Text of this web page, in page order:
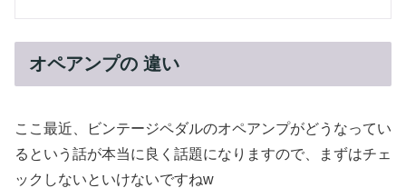
オペアンプの 違い
ここ最近、ビンテージペダルのオペアンプがどうなってい
るという話が本当に良く話題になりますので、まずはチェ
ックしないといけないですねw